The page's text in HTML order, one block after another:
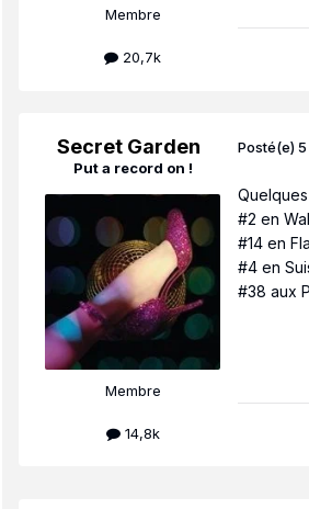
Membre
20,7k
Secret Garden
Put a record on !
Membre
14,8k
Posté(e)
#2 en
#14 en
#4 en
#38 aux